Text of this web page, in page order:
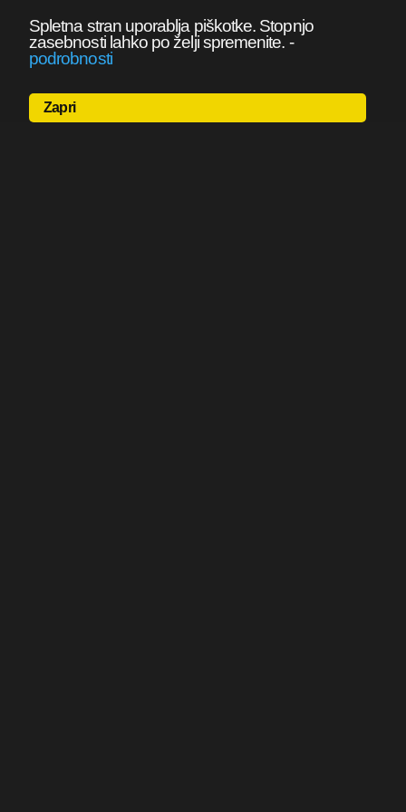
Spletna stran uporablja piškotke. Stopnjo
zasebnosti lahko po želji spremenite. -
podrobnosti
Zapri